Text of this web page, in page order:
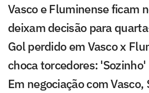
Vasco e Fluminense ficam
deixam decisão para
Gol perdido em Vasco x
choca torcedores: 'Sozinho'
Em negociação com Vasco,